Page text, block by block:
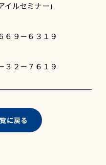
ルセミナー」
９－６３１９
２－７６１９
に戻る